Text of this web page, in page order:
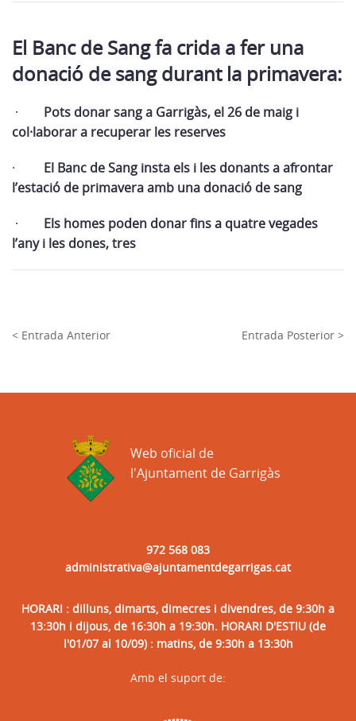
El Banc de Sang fa crida a fer una
donació de sang durant la primavera:
· Pots donar sang a Garrigàs, el 26 de maig i
col·laborar a recuperar les reserves
· El Banc de Sang insta els i les donants a afrontar
l’estació de primavera amb una donació de sang
· Els homes poden donar fins a quatre vegades
l’any i les dones, tres
< Entrada Anterior Entrada Posterior >
972 568 083
administrativa@ajuntamentdegarrigas.cat
HORARI : dilluns, dimarts, dimecres i divendres, de 9:30h a
13:30h i dijous, de 16:30h a 19:30h. HORARI D'ESTIU (de
l'01/07 al 10/09) : matins, de 9:30h a 13:30h
Web oficial de
l'Ajuntament de Garrigàs
Amb el suport de: